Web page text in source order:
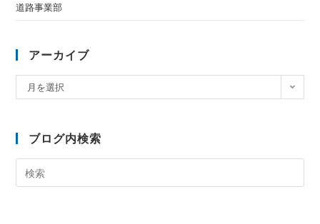
道路事業部
アーカイブ
月を選択
ブログ内検索